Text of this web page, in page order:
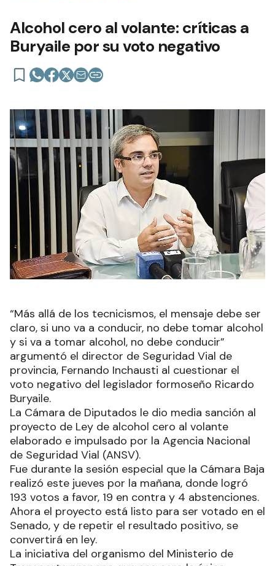
Alcohol cero al volante: críticas a
Buryaile por su voto negativo
“Más allá de los tecnicismos, el mensaje debe ser
claro, si uno va a conducir, no debe tomar alcohol
y si va a tomar alcohol, no debe conducir”
argumentó el director de Seguridad Vial de
provincia, Fernando Inchausti al cuestionar el
voto negativo del legislador formoseño Ricardo
Buryaile.
La Cámara de Diputados le dio media sanción al
proyecto de Ley de alcohol cero al volante
elaborado e impulsado por la Agencia Nacional
de Seguridad Vial (ANSV).
Fue durante la sesión especial que la Cámara Baja
realizó este jueves por la mañana, donde logró
193 votos a favor, 19 en contra y 4 abstenciones.
Ahora el proyecto está listo para ser votado en el
Senado, y de repetir el resultado positivo, se
convertirá en ley.
La iniciativa del organismo del Ministerio de